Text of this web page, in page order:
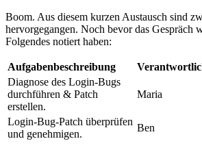
Boom. Aus diesem kurzen Austausch sind
hervorgegangen. Noch bevor das Gespräch
Folgendes notiert haben:
Aufgabenbeschreibung
Diagnose des Login-Bugs
durchführen & Patch
erstellen.
Maria
Login-Bug-Patch überprüfen
und genehmigen.
Ben